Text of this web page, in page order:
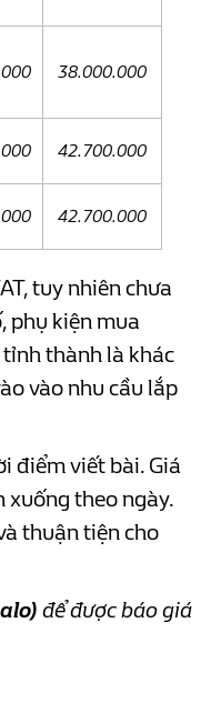
38.000.000
42.700.000
42.700.000
tuy nhiên chưa
phụ kiện mua
thành là khác
vào nhu cầu lắp
điểm viết bài. Giá
xuống theo ngày.
thuận tiện cho
để được báo giá